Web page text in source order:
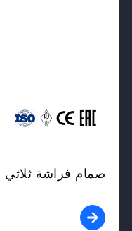
صمام فراشة ثلاثي